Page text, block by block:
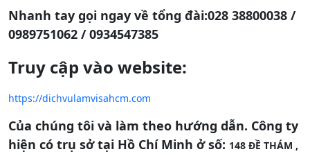
Nhanh tay gọi ngay về tổng đài:028 38800038 /
0989751062 / 0934547385
Truy cập vào website:
https://dichvulamvisahcm.com
Của chúng tôi và làm theo hướng dẫn. Công ty
hiện có trụ sở tại Hồ Chí Minh ở số: 148 ĐỀ THÁM ,